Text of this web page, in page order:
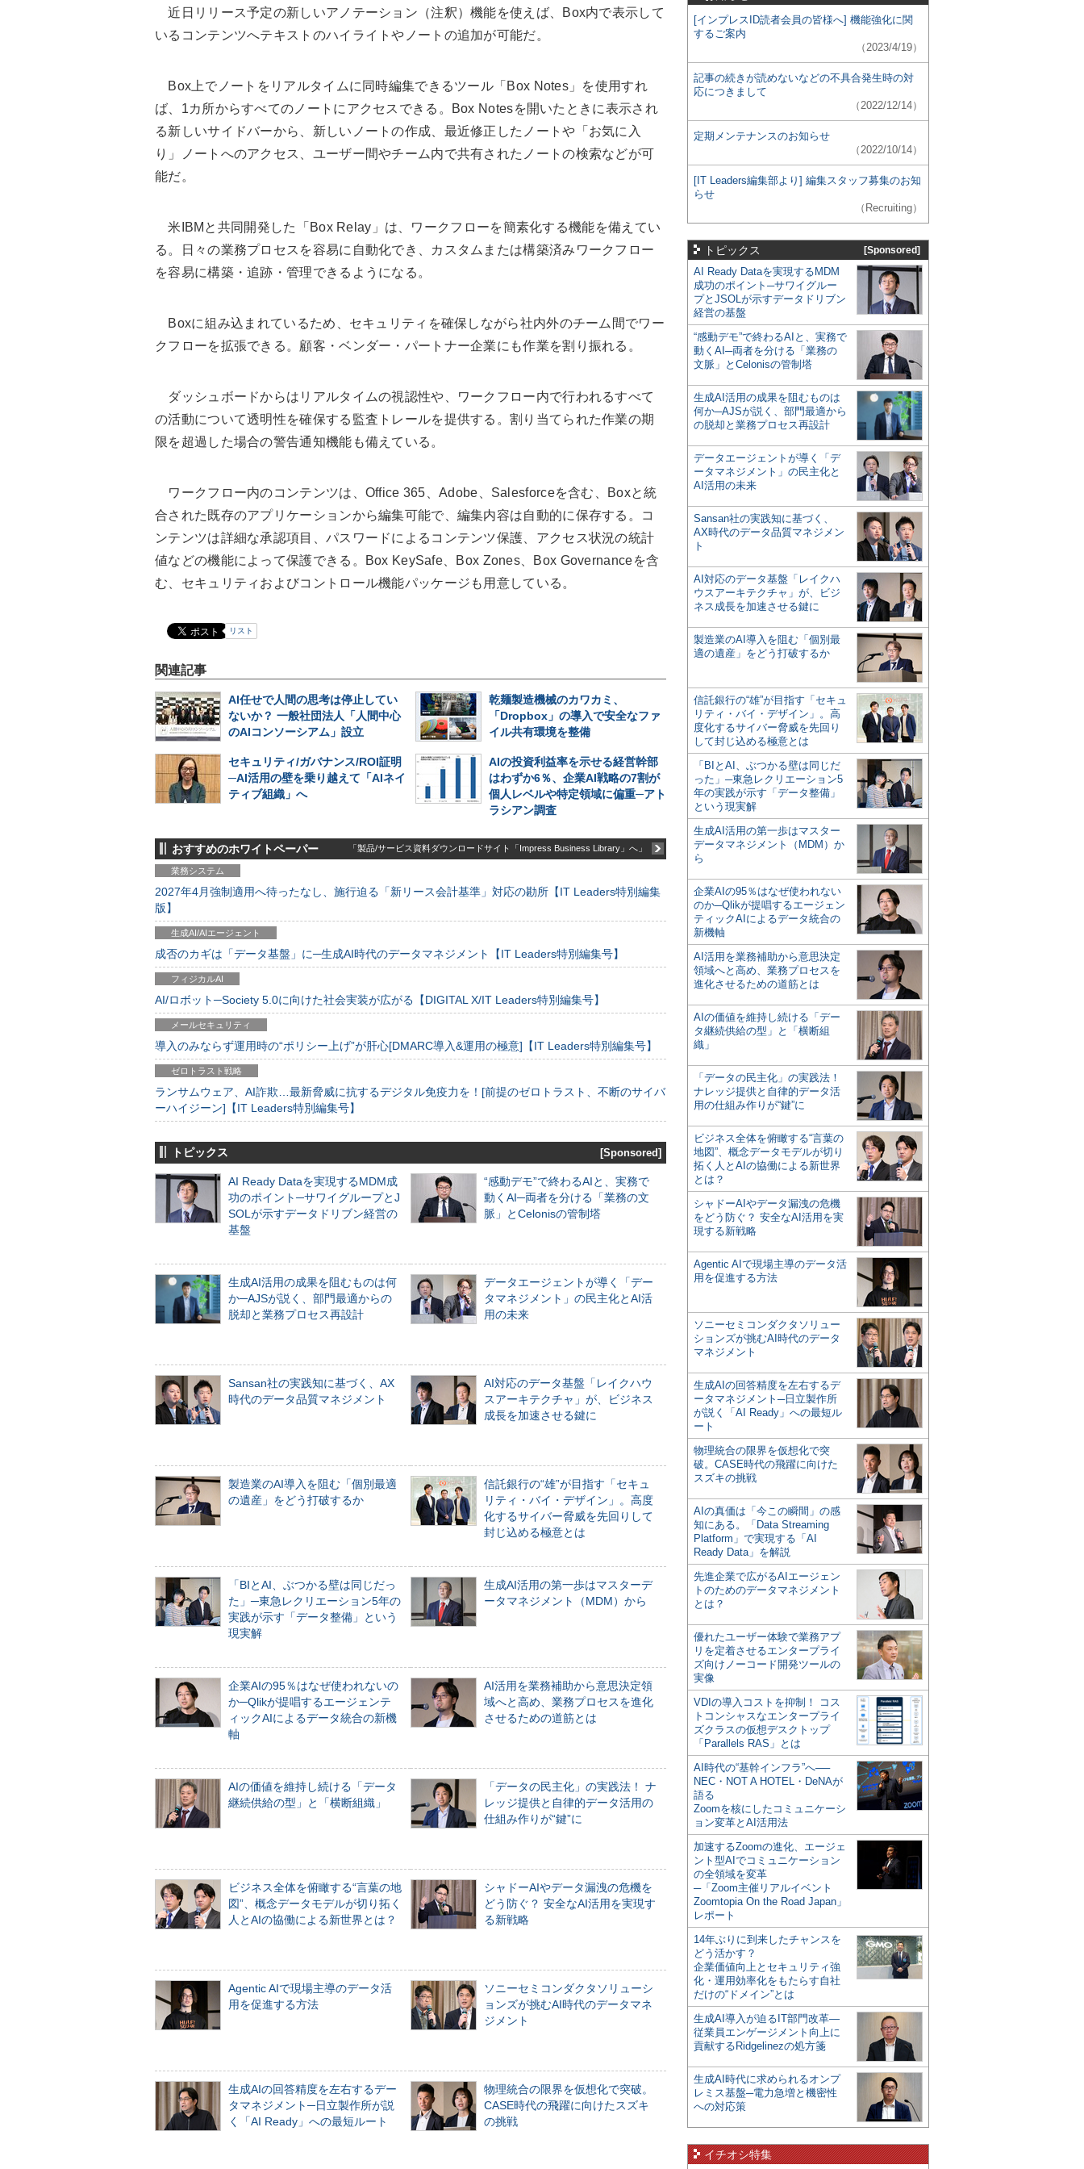
近日リリース予定の新しいアノテーション（注釈）機能を使えば、Box内で表示して
いるコンテンツへテキストのハイライトやノートの追加が可能だ。
Box上でノートをリアルタイムに同時編集できるツール「Box Notes」を使用すれ
ば、1カ所からすべてのノートにアクセスできる。Box Notesを開いたときに表示され
る新しいサイドバーから、新しいノートの作成、最近修正したノートや「お気に入
り」ノートへのアクセス、ユーザー間やチーム内で共有されたノートの検索などが可
能だ。
米IBMと共同開発した「Box Relay」は、ワークフローを簡素化する機能を備えてい
る。日々の業務プロセスを容易に自動化でき、カスタムまたは構築済みワークフロー
を容易に構築・追跡・管理できるようになる。
Boxに組み込まれているため、セキュリティを確保しながら社内外のチーム間でワー
クフローを拡張できる。顧客・ベンダー・パートナー企業にも作業を割り振れる。
ダッシュボードからはリアルタイムの視認性や、ワークフロー内で行われるすべて
の活動について透明性を確保する監査トレールを提供する。割り当てられた作業の期
限を超過した場合の警告通知機能も備えている。
ワークフロー内のコンテンツは、Office 365、Adobe、Salesforceを含む、Boxと統
合された既存のアプリケーションから編集可能で、編集内容は自動的に保存する。コ
ンテンツは詳細な承認項目、パスワードによるコンテンツ保護、アクセス状況の統計
値などの機能によって保護できる。Box KeySafe、Box Zones、Box Governanceを含
む、セキュリティおよびコントロール機能パッケージも用意している。
リスト
関連記事
AI任せで人間の思考は停止してい
ないか？ 一般社団法人「人間中心
のAIコンソーシアム」設立
乾麺製造機械のカワカミ、
「Dropbox」の導入で安全なファ
イル共有環境を整備
セキュリティ/ガバナンス/ROI証明
─AI活用の壁を乗り越えて「AIネイ
ティブ組織」へ
AIの投資利益率を示せる経営幹部
はわずか6％、企業AI戦略の7割が
個人レベルや特定領域に偏重─アト
ラシアン調査
おすすめのホワイトペーパー 「製品/サービス資料ダウンロードサイト「Impress Business Library」へ」
業務システム
2027年4月強制適用へ待ったなし、施行迫る「新リース会計基準」対応の勘所【IT Leaders特別編集
版】
生成AI/AIエージェント
成否のカギは「データ基盤」に─生成AI時代のデータマネジメント【IT Leaders特別編集号】
フィジカルAI
AI/ロボット─Society 5.0に向けた社会実装が広がる【DIGITAL X/IT Leaders特別編集号】
メールセキュリティ
導入のみならず運用時の“ポリシー上げ”が肝心[DMARC導入&運用の極意]【IT Leaders特別編集号】
ゼロトラスト戦略
ランサムウェア、AI詐欺…最新脅威に抗するデジタル免疫力を！[前提のゼロトラスト、不断のサイバ
ーハイジーン]【IT Leaders特別編集号】
トピックス [Sponsored]
AI Ready Dataを実現するMDM成
功のポイント─サワイグループとJ
SOLが示すデータドリブン経営の
基盤
“感動デモ”で終わるAIと、実務で
動くAI─両者を分ける「業務の文
脈」とCelonisの管制塔
生成AI活用の成果を阻むものは何
か─AJSが説く、部門最適からの
脱却と業務プロセス再設計
データエージェントが導く「デー
タマネジメント」の民主化とAI活
用の未来
Sansan社の実践知に基づく、AX
時代のデータ品質マネジメント
AI対応のデータ基盤「レイクハウ
スアーキテクチャ」が、ビジネス
成長を加速させる鍵に
製造業のAI導入を阻む「個別最適
の遺産」をどう打破するか
信託銀行の“雄”が目指す「セキュ
リティ・バイ・デザイン」。高度
化するサイバー脅威を先回りして
封じ込める極意とは
「BIとAI、ぶつかる壁は同じだっ
た」─東急レクリエーション5年の
実践が示す「データ整備」という
現実解
生成AI活用の第一歩はマスターデ
ータマネジメント（MDM）から
企業AIの95％はなぜ使われないの
か─Qlikが提唱するエージェンテ
ィックAIによるデータ統合の新機
軸
AI活用を業務補助から意思決定領
域へと高め、業務プロセスを進化
させるための道筋とは
AIの価値を維持し続ける「データ
継続供給の型」と「横断組織」
「データの民主化」の実践法！ ナ
レッジ提供と自律的データ活用の
仕組み作りが“鍵”に
ビジネス全体を俯瞰する“言葉の地
図”、概念データモデルが切り拓く
人とAIの協働による新世界とは？
シャドーAIやデータ漏洩の危機を
どう防ぐ？ 安全なAI活用を実現す
る新戦略
Agentic AIで現場主導のデータ活
用を促進する方法
ソニーセミコンダクタソリューシ
ョンズが挑むAI時代のデータマネ
ジメント
生成AIの回答精度を左右するデー
タマネジメント─日立製作所が説
く「AI Ready」への最短ルート
物理統合の限界を仮想化で突破。
CASE時代の飛躍に向けたスズキ
の挑戦
[インプレスID読者会員の皆様へ] 機能強化に関
するご案内
（2023/4/19）
記事の続きが読めないなどの不具合発生時の対
応につきまして
（2022/12/14）
定期メンテナンスのお知らせ
（2022/10/14）
[IT Leaders編集部より] 編集スタッフ募集のお知
らせ
（Recruiting）
トピックス [Sponsored]
AI Ready Dataを実現するMDM
成功のポイント─サワイグルー
プとJSOLが示すデータドリブン
経営の基盤
“感動デモ”で終わるAIと、実務で
動くAI─両者を分ける「業務の
文脈」とCelonisの管制塔
生成AI活用の成果を阻むものは
何か─AJSが説く、部門最適から
の脱却と業務プロセス再設計
データエージェントが導く「デ
ータマネジメント」の民主化と
AI活用の未来
Sansan社の実践知に基づく、
AX時代のデータ品質マネジメン
ト
AI対応のデータ基盤「レイクハ
ウスアーキテクチャ」が、ビジ
ネス成長を加速させる鍵に
製造業のAI導入を阻む「個別最
適の遺産」をどう打破するか
信託銀行の“雄”が目指す「セキュ
リティ・バイ・デザイン」。高
度化するサイバー脅威を先回り
して封じ込める極意とは
「BIとAI、ぶつかる壁は同じだ
った」─東急レクリエーション5
年の実践が示す「データ整備」
という現実解
生成AI活用の第一歩はマスター
データマネジメント（MDM）か
ら
企業AIの95％はなぜ使われない
のか─Qlikが提唱するエージェン
ティックAIによるデータ統合の
新機軸
AI活用を業務補助から意思決定
領域へと高め、業務プロセスを
進化させるための道筋とは
AIの価値を維持し続ける「デー
タ継続供給の型」と「横断組
織」
「データの民主化」の実践法！
ナレッジ提供と自律的データ活
用の仕組み作りが“鍵”に
ビジネス全体を俯瞰する“言葉の
地図”、概念データモデルが切り
拓く人とAIの協働による新世界
とは？
シャドーAIやデータ漏洩の危機
をどう防ぐ？ 安全なAI活用を実
現する新戦略
Agentic AIで現場主導のデータ活
用を促進する方法
ソニーセミコンダクタソリュー
ションズが挑むAI時代のデータ
マネジメント
生成AIの回答精度を左右するデ
ータマネジメント─日立製作所
が説く「AI Ready」への最短ル
ート
物理統合の限界を仮想化で突
破。CASE時代の飛躍に向けた
スズキの挑戦
AIの真価は「今この瞬間」の感
知にある。「Data Streaming
Platform」で実現する「AI
Ready Data」を解説
先進企業で広がるAIエージェン
トのためのデータマネジメント
とは？
優れたユーザー体験で業務アプ
リを定着させるエンタープライ
ズ向けノーコード開発ツールの
実像
VDIの導入コストを抑制！ コス
トコンシャスなエンタープライ
ズクラスの仮想デスクトップ
「Parallels RAS」とは
AI時代の“基幹インフラ”へ──
NEC・NOT A HOTEL・DeNAが
語る
Zoomを核にしたコミュニケーシ
ョン変革とAI活用法
加速するZoomの進化、エージェ
ント型AIでコミュニケーション
の全領域を変革
─「Zoom主催リアルイベント
Zoomtopia On the Road Japan」
レポート
14年ぶりに到来したチャンスを
どう活かす？
企業価値向上とセキュリティ強
化・運用効率化をもたらす自社
だけの“ドメイン”とは
生成AI導入が迫るIT部門改革―
従業員エンゲージメント向上に
貢献するRidgelinezの処方箋
生成AI時代に求められるオンプ
レミス基盤─電力急増と機密性
への対応策
イチオシ特集